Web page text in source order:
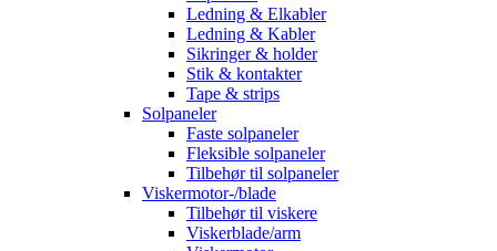
Ledning & Elkabler
Ledning & Kabler
Sikringer & holder
Stik & kontakter
Tape & strips
Solpaneler
Faste solpaneler
Fleksible solpaneler
Tilbehør til solpaneler
Viskermotor-/blade
Tilbehør til viskere
Viskerblade/arm